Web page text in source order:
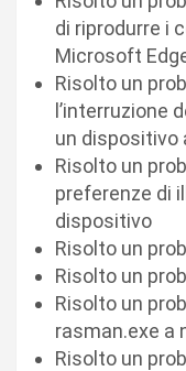
di riprodurre i
Microsoft
Risolto un
l’interruzione
un dispositivo
Risolto un
preferenze di
dispositivo
Risolto un
Risolto un
Risolto un
rasman.exe a
Risolto un